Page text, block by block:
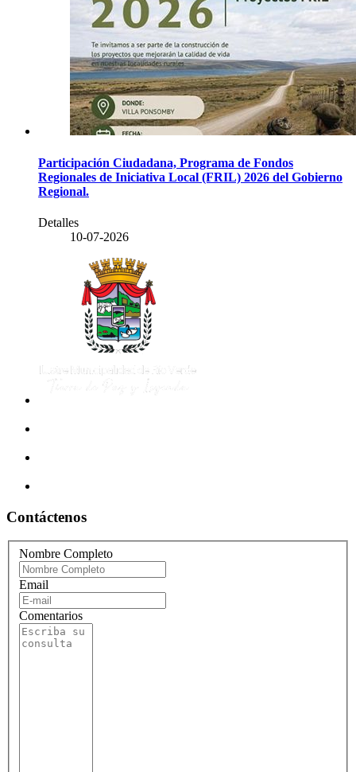
Participación Ciudadana, Programa de Fondos
Regionales de Iniciativa Local (FRIL) 2026 del Gobierno
Regional.
Detalles
10-07-2026
Contáctenos
Nombre Completo
Email
Comentarios